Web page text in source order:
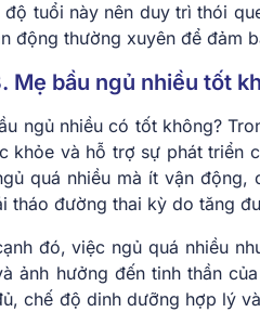
độ tuổi này nên duy trì thói
động thường xuyên để đảm
Mẹ bầu ngủ nhiều tốt
ngủ nhiều có tốt không?
khỏe và hỗ trợ sự phát triển
quá nhiều mà ít vận
tháo đường thai kỳ do tăng
đó, việc ngủ quá nhiều
ảnh hưởng đến tinh thần
chế độ dinh dưỡng hợp lý